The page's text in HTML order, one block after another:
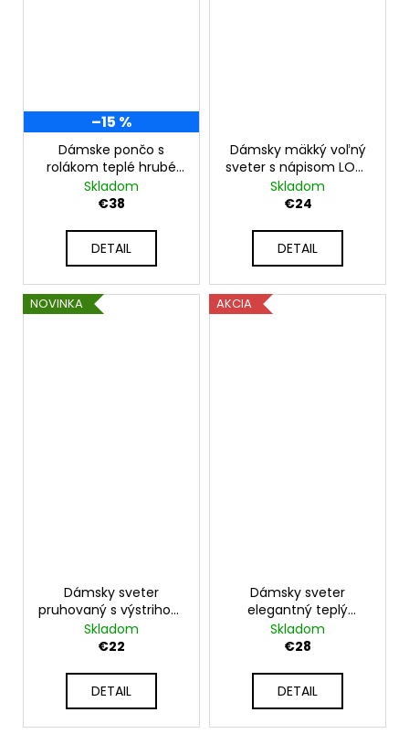
–15 %
Dámske pončo s
rolákom teplé hrubé
pončo s vlnou,
prémiová kvalita JK-
Skladom
€38
DETAIL
Dámsky mäkký voľný
sveter s nápisom LOVE
NB142305
Skladom
€24
DETAIL
NOVINKA
Dámsky sveter
pruhovaný s výstrihom
do V NB82307
Skladom
€22
DETAIL
AKCIA
Dámsky sveter
elegantný teplý
štýlový NB142312 LUISA
Skladom
€28
DETAIL